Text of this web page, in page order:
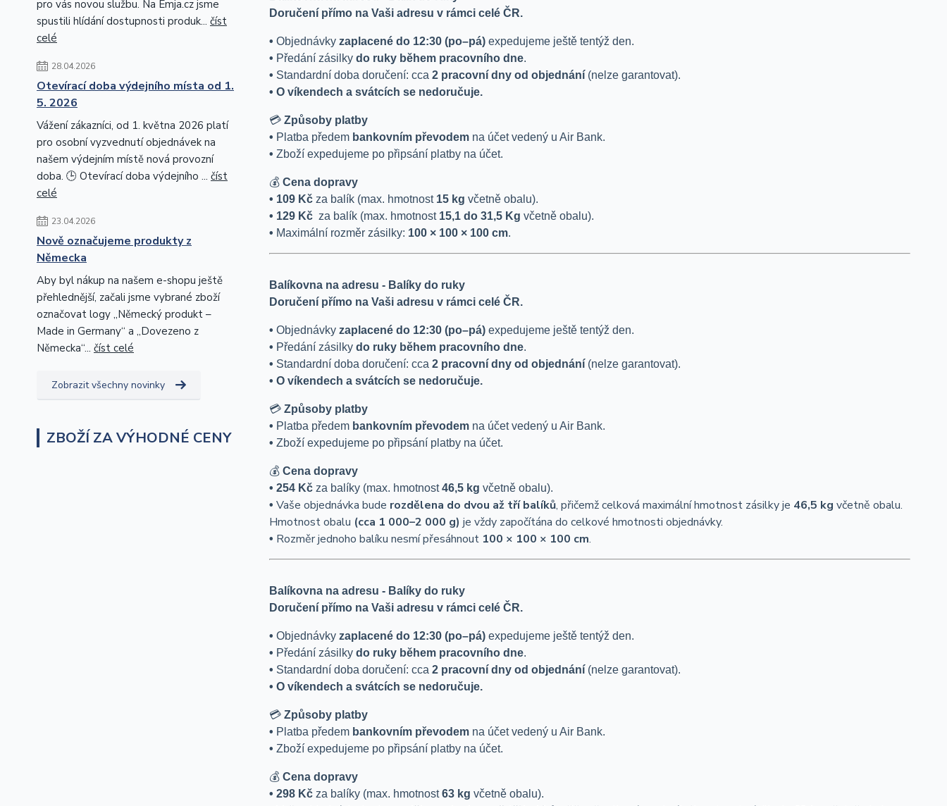
pro vás novou službu. Na Emja.cz jsme
spustili hlídání dostupnosti produk... číst
celé
28.04.2026
Otevírací doba výdejního místa od 1.
5. 2026
Vážení zákazníci, od 1. května 2026 platí
pro osobní vyzvednutí objednávek na
našem výdejním místě nová provozní
doba. 🕒 Otevírací doba výdejního ... číst
celé
23.04.2026
Nově označujeme produkty z
Německa
Aby byl nákup na našem e-shopu ještě
přehlednější, začali jsme vybrané zboží
označovat logy „Německý produkt –
Made in Germany“ a „Dovezeno z
Německa“... číst celé
Zobrazit všechny novinky
ZBOŽÍ ZA VÝHODNÉ CENY
Doručení přímo na Vaši adresu v rámci celé ČR.
• Objednávky zaplacené do 12:30 (po–pá)expedujeme ještě tentýž den.
• Předání zásilky do ruky během pracovního dne.
• Standardní doba doručení: cca 2 pracovní dny od objednání(nelze garantovat).
• O víkendech a svátcích se nedoručuje.
💳 Způsoby platby
• Platba předem bankovním převodemna účet vedený u Air Bank.
• Zboží expedujeme po připsání platby na účet.
💰 Cena dopravy
• 109 Kčza balík (max. hmotnost 15 kg včetně obalu).
• 129 Kčza balík (max. hmotnost 15,1 do 31,5 Kg včetně obalu).
• Maximální rozměr zásilky: 100 × 100 × 100 cm.
Balíkovna na adresu - Balíky do ruky
Doručení přímo na Vaši adresu v rámci celé ČR.
• Objednávky zaplacené do 12:30 (po–pá)expedujeme ještě tentýž den.
• Předání zásilky do ruky během pracovního dne.
• Standardní doba doručení: cca 2 pracovní dny od objednání(nelze garantovat).
• O víkendech a svátcích se nedoručuje.
💳 Způsoby platby
• P latba předem bankovním převodemna účet vedený u Air Bank.
• Zboží expedujeme po připsání platby na účet.
💰 Cena dopravy
• 254Kčza balíky (max. hmotnost46,5 kg včetně obalu).
• Vaše objednávka bude rozdělena do dvou až tří balíků, přičemž celková maximální hmotnost zásilky je 46,5 kg včetně obalu.
Hmotnost obalu (cca 1 000–2 000 g) je vždy započítána do celkové hmotnosti objednávky.
• Rozměr jednoho balíku nesmí přesáhnout 100 × 100 × 100 cm.
Balíkovna na adresu - Balíky do ruky
Doručení přímo na Vaši adresu v rámci celé ČR.
• Objednávky zaplacené do 12:30 (po–pá)expedujeme ještě tentýž den.
• Předání zásilky do ruky během pracovního dne.
• Standardní doba doručení: cca 2 pracovní dny od objednání(nelze garantovat).
• O víkendech a svátcích se nedoručuje.
💳 Způsoby platby
• P latba předem bankovním převodemna účet vedený u Air Bank.
• Zboží expedujeme po připsání platby na účet.
💰 Cena dopravy
• 298Kčza balíky (max. hmotnost63 kg včetně obalu).